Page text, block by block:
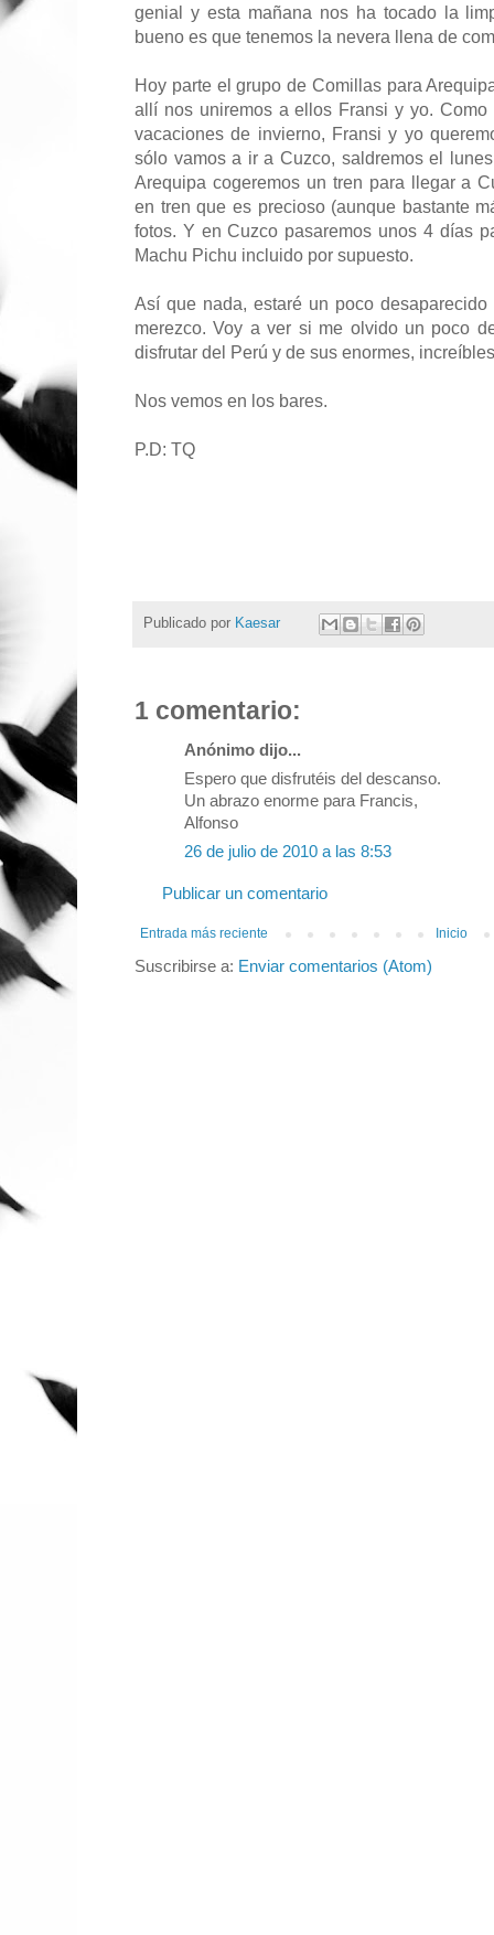
genial y esta mañana nos ha tocado la
bueno es que tenemos la nevera llena de
Hoy parte el grupo de Comillas para
allí nos uniremos a ellos Fransi y yo.
vacaciones de invierno, Fransi y yo
sólo vamos a ir a Cuzco, saldremos el
Arequipa cogeremos un tren para llegar a
en tren que es precioso (aunque bastante
fotos. Y en Cuzco pasaremos unos 4 días
Machu Pichu incluido por supuesto.
Así que nada, estaré un poco
merezco. Voy a ver si me olvido un poco
disfrutar del Perú y de sus enormes,
Nos vemos en los bares.
P.D: TQ
Publicado por Kaesar
1 comentario:
Anónimo dijo...
Espero que disfrutéis del descanso.
Un abrazo enorme para Francis,
Alfonso
26 de julio de 2010 a las 8:53
Publicar un comentario
Entrada más reciente Inicio
Suscribirse a: Enviar comentarios (Atom)